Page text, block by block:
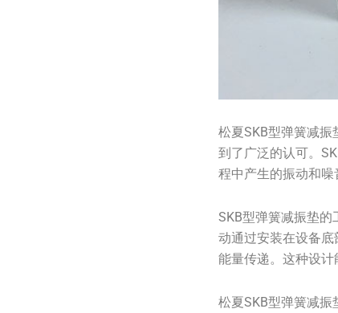
松夏SKB型弹簧减
到了广泛的认可。
程中产生的振动和噪
SKB型弹簧减振垫
动通过安装在设备
能量传递。这种设计
松夏SKB型弹簧减